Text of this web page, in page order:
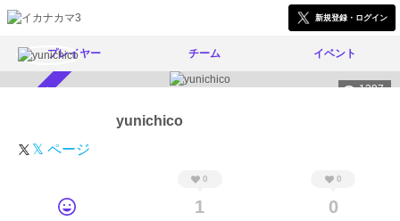
新規登録・ログイン
プレイヤー チーム イベント
1397
yunichico
𝕏 ページ
0
1
0
0